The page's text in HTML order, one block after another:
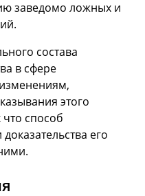
заведомо ложных и
состава
в сфере
этого
способ
его